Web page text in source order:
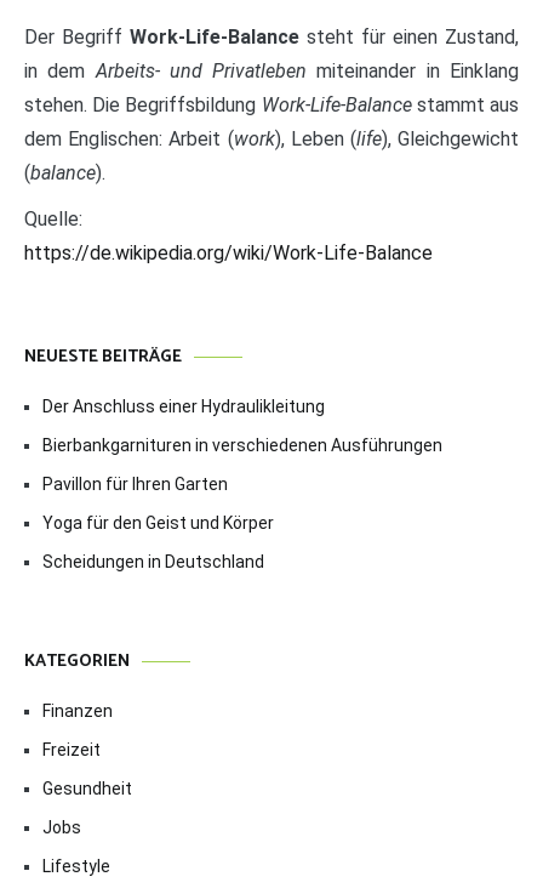
Der Begriff Work-Life-Balance steht für einen Zustand,
in demArbeits- und Privatleben miteinander in Einklang
stehen. Die Begriffsbildung Work-Life-Balancestammt aus
dem Englischen: Arbeit (work), Leben (life), Gleichgewicht
(balance).
Quelle:
https://de.wikipedia.org/wiki/Work-Life-Balance
NEUESTE BEITRÄGE
Der Anschluss einer Hydraulikleitung
Bierbankgarnituren in verschiedenen Ausführungen
Pavillon für Ihren Garten
Yoga für den Geist und Körper
Scheidungen in Deutschland
KATEGORIEN
Finanzen
Freizeit
Gesundheit
Jobs
Lifestyle